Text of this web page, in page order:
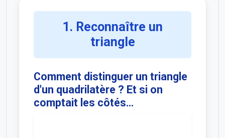
1. Reconnaître un
triangle
Comment distinguer un triangle
d'un quadrilatère ? Et si on
comptait les côtés…